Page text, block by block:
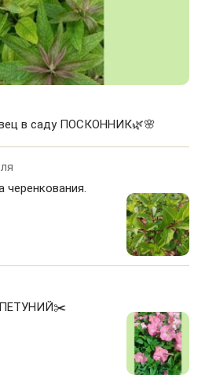
в саду ПОСКОННИК🌿🌸
черенкования.